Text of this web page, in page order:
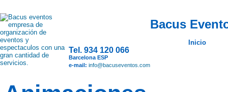
Bacus
Inicio
Tel. 934 120 066
Barcelona ESP
e-mail: info@bacuseventos.com